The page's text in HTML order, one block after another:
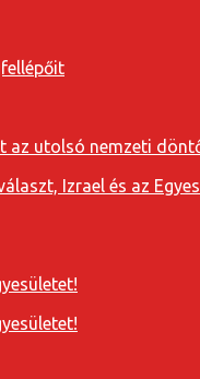
az utolsó nemzeti
Izrael és az